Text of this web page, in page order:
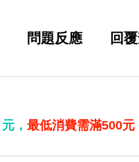
問題反應 回
元， 最低消費需滿500元